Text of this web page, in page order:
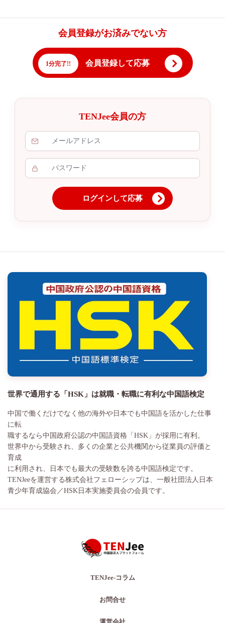
会員登録がお済みでない方
1分完了!! 会員登録して応募
TENJee会員の方
ログインして応募
世界で通用する「HSK」は就職・転職に有利な中国語検定
中国で働くだけでなく他の海外や日本でも中国語を活かした仕事
に転
職するなら中国政府公認の中国語資格「HSK」が採用に有利。
世界中から受験され、多くの企業と公共機関から従業員の評価と
育成
に利用され、日本でも最大の受験数を誇る中国語検定です。
TENJeeを運営する株式会社フェローシップは、一般社団法人日本
青少年育成協会／HSK日本実施委員会の会員です。
TENJee-コラム
お問合せ